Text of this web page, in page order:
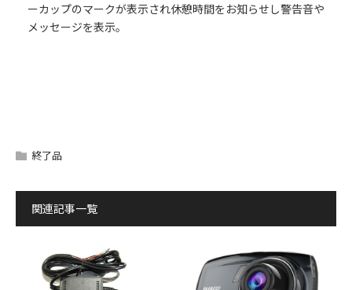
ーカップのマークが表示され休憩時間をお知らせし警告音や
メッセージを表示。
ダウンロードサービスをご利用いただくには、「
利用ください。
利用規約に同意します
終了品
関連記事一覧